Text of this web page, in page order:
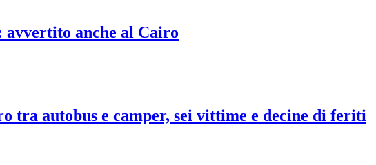
avvertito anche al Cairo
tra autobus e camper, sei vittime e decine di feriti